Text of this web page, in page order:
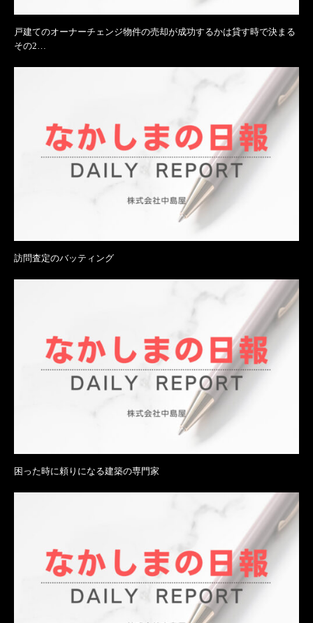
戸建てのオーナーチェンジ物件の売却が成功するかは貸す時で決まる
その2…
訪問査定のバッティング
困った時に頼りになる建築の専門家